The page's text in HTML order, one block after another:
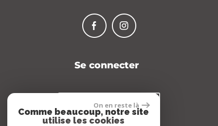
Se connecter
Espace propriétaire
On en reste là
Comme beaucoup, notre site
utilise les cookies